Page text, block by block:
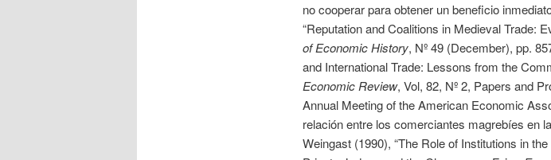
no cooperar para obtener un beneficio
“Reputation and Coalitions in Medieval Trade:
of Economic History, Nº 49 (December), pp.
and International Trade: Lessons from the
Economic Review, Vol, 82, Nº 2, Papers and
Annual Meeting of the American Economic
relación entre los comerciantes magrebíes en
Weingast (1990), “The Role of Institutions in